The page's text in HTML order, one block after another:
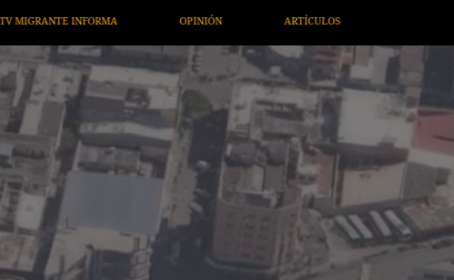
ARTÍCULOS ARTE / ENTRETENIMIENTO ECONOMÍA / NEGOCIOS